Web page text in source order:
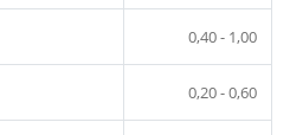
0,40 - 1,00
0,20 - 0,60